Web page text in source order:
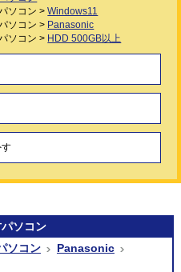
ソコン >Windows11
ソコン > Panasonic
ソコン > HDD 500GB以上
す
ソコン
ソコン
Panasonic